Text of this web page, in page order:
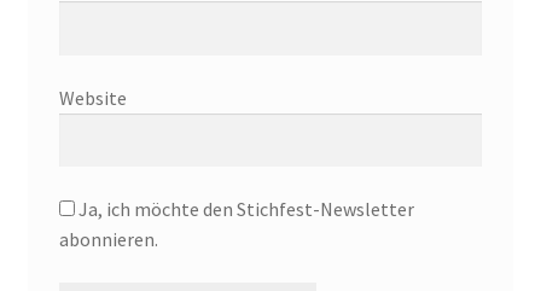
Website
Ja, ich möchte den Stichfest-Newsletter
abonnieren.